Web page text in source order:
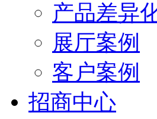
产品差异
展厅案例
客户案例
招商中心